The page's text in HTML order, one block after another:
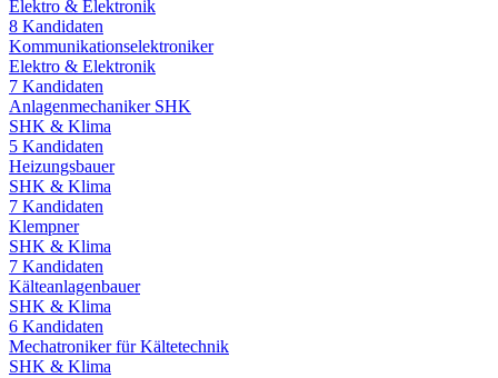
Elektro & Elektronik
8 Kandidaten
Kommunikationselektroniker
Elektro & Elektronik
7 Kandidaten
Anlagenmechaniker SHK
SHK & Klima
5 Kandidaten
Heizungsbauer
SHK & Klima
7 Kandidaten
Klempner
SHK & Klima
7 Kandidaten
Kälteanlagenbauer
SHK & Klima
6 Kandidaten
Mechatroniker für Kältetechnik
SHK & Klima